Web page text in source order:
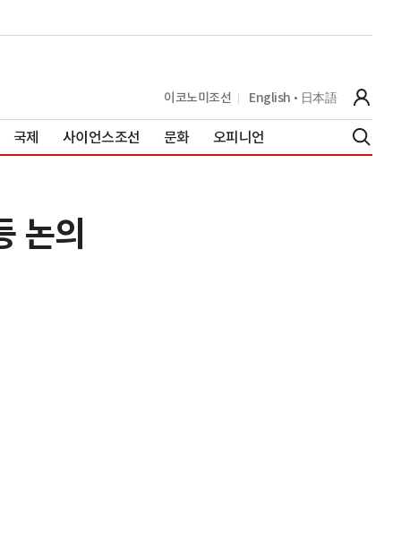
이코노미조선 English 日本語
국제 사이언스조선 문화 오피니언
논의